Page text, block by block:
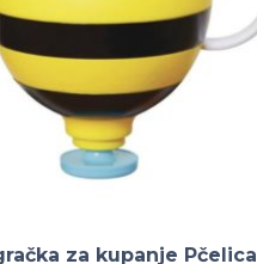
za kupanje Pčelica